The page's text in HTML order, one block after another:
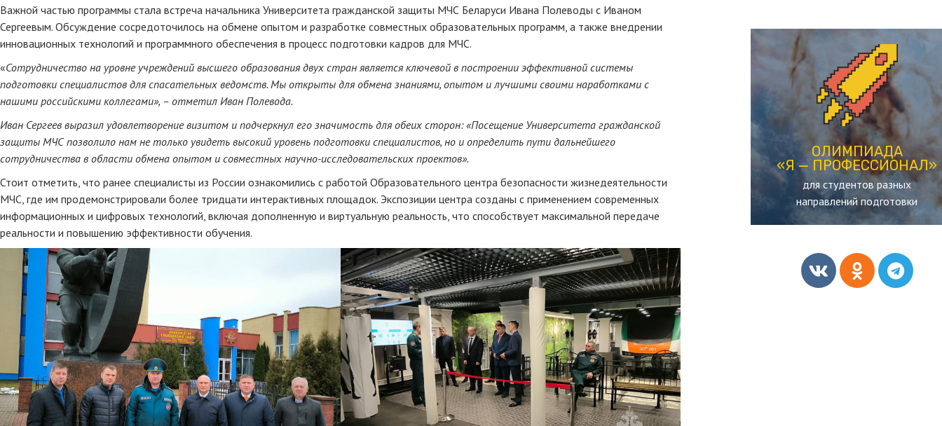
Важной частью программы стала встреча начальника Университета гражданской защиты МЧС Беларуси Ивана Полеводы с Иваном
Сергеевым. Обсуждение сосредоточилось на обмене опытом и разработке совместных образовательных программ, а также внедрении
инновационных технологий и программного обеспечения в процесс подготовки кадров для МЧС.
«Сотрудничество на уровне учреждений высшего образования двух стран является ключевой в построении эффективной системы
подготовки специалистов для спасательных ведомств. Мы открыты для обмена знаниями, опытом и лучшими своими наработками с
нашими российскими коллегами», – отметил Иван Полевода.
Иван Сергеев выразил удовлетворение визитом и подчеркнул его значимость для обеих сторон: «Посещение Университета гражданской
защиты МЧС позволило нам не только увидеть высокий уровень подготовки специалистов, но и определить пути дальнейшего
сотрудничества в области обмена опытом и совместных научно-исследовательских проектов».
Стоит отметить, что ранее специалисты из России ознакомились с работой Образовательного центра безопасности жизнедеятельности
МЧС, где им продемонстрировали более тридцати интерактивных площадок. Экспозиции центра созданы с применением современных
информационных и цифровых технологий, включая дополненную и виртуальную реальность, что способствует максимальной передаче
реальности и повышению эффективности обучения.
ОЛИМПИАДА
«Я — ПРОФЕССИОНАЛ»
для студентов разных
направлений подготовки
ОЛИМПИАДА
«Я — ПРОФЕССИОНАЛ»
студенческая олимпиада,
рассчитанная на действующих
студентов вузов
ПЕРЕЙТИ